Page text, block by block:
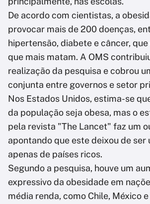
De acordo com cientistas, a
provocar mais de 200 doenças,
hipertensão, diabete e câncer,
que mais matam. A OMS
realização da pesquisa e cobrou
conjunta entre governos e setor
Nos Estados Unidos, estima-se
da população seja obesa, mas o
pela revista "The Lancet" faz um
apontando que este deixou de ser
apenas de países ricos.
Segundo a pesquisa, houve um
expressivo da obesidade em
média renda, como Chile, México